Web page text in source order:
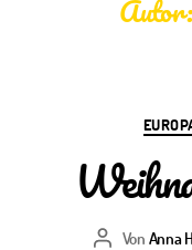
Autor:
Beitragsautor
Von Anna